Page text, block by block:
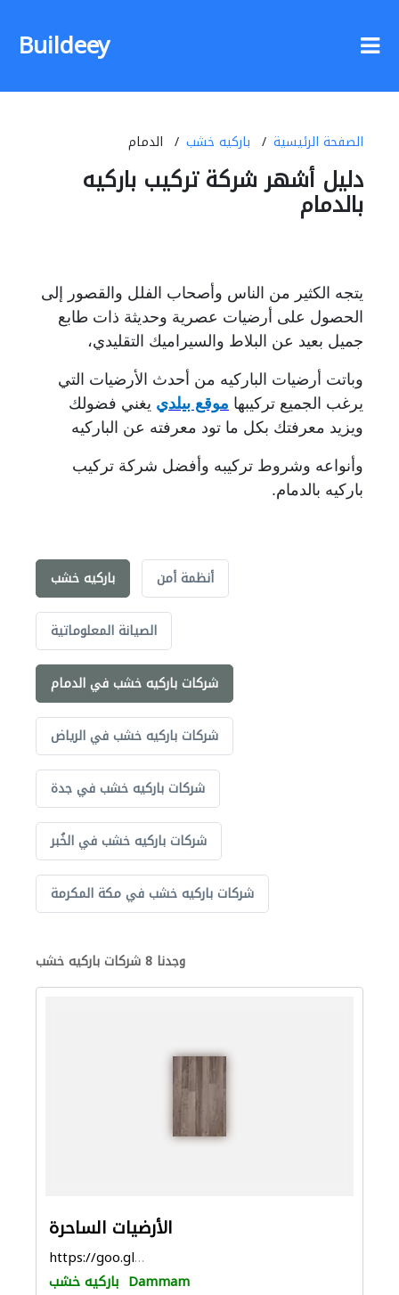
Buildeey
الصفحة الرئيسية باركيه خشب الدمام
دليل أشهر شركة تركيب باركيه
بالدمام
يتجه الكثير من الناس وأصحاب الفلل والقصور إلى
الحصول على أرضيات عصرية وحديثة ذات طابع
جميل بعيد عن البلاط والسيراميك التقليدي،
وباتت أرضيات الباركيه من أحدث الأرضيات التي
يرغب الجميع تركيبها موقع بيلدي يغني فضولك
ويزيد معرفتك بكل ما تود معرفته عن الباركيه
وأنواعه وشروط تركيبه وأفضل شركة تركيب
باركيه بالدمام.
باركيه خشب أنظمة أمن
الصيانة المعلوماتية
شركات باركيه خشب في الدمام
شركات باركيه خشب في الرياض
شركات باركيه خشب في جدة
شركات باركيه خشب في الخُبر
شركات باركيه خشب في مكة المكرمة
وجدنا 8 شركات باركيه خشب
الأرضيات الساحرة
https://goo.gl/maps/2PoS7m4TzZusJ8N96
باركيه خشب Dammam